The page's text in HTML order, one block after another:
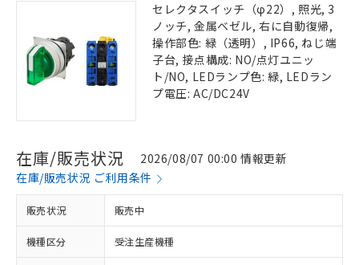
セレクタスイッチ（φ22）, 照光, 3
ノッチ, 金属ベゼル, 右に自動復帰,
操作部色: 緑（透明）, IP66, ねじ端
子台, 接点構成: NO/点灯ユニッ
ト/NO, LEDランプ色: 緑, LEDラン
プ電圧: AC/DC24V
在庫/販売状況
2026/08/07 00:00 情報更新
在庫/販売状況 ご利用条件
販売状況 販売中
機種区分 受注生産機種